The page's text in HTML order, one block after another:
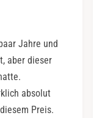
Jahre und
aber dieser
absolut
Preis.